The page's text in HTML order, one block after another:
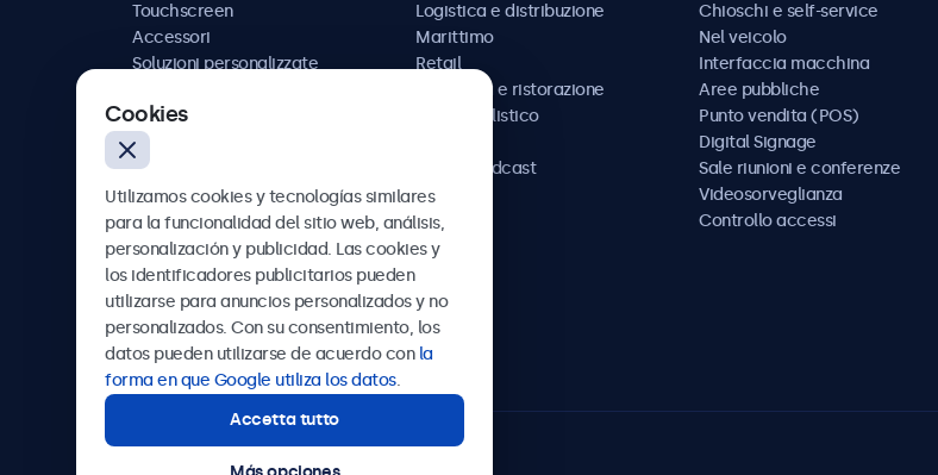
Touchscreen
Accessori
Soluzioni personalizzate
Logistica e distribuzione
Marittimo
Retail
Ospitalità e ristorazione
Automobilistico
AV e broadcast
Sanità
Chioschi e self-service
Nel veicolo
Interfaccia macchina
Aree pubbliche
Punto vendita (POS)
Digital Signage
Sale riunioni e conferenze
Videosorveglianza
Controllo accessi
Beetronics
Badenerstrasse 549, 8048 Zürich, Svizzera
Cookies
Utilizamos cookies y tecnologías similares
para la funcionalidad del sitio web, análisis,
personalización y publicidad. Las cookies y
los identificadores publicitarios pueden
utilizarse para anuncios personalizados y no
personalizados. Con su consentimiento, los
datos pueden utilizarse de acuerdo con la
forma en que Google utiliza los datos.
Accetta tutto